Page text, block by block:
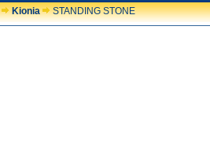
Kionia STANDING STONE